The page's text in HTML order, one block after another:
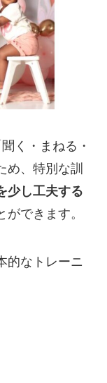
く・まねる・
め、特別な訓
少し工夫する
ができます。
的なトレーニ